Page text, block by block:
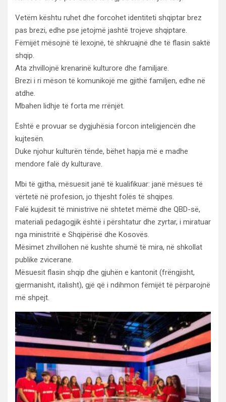
Vetëm kështu ruhet dhe forcohet identiteti shqiptar brez
pas brezi, edhe pse jetojmë jashtë trojeve shqiptare.
Fëmijët mësojnë të lexojnë, të shkruajnë dhe të flasin saktë
shqip.
Ata zhvillojnë krenarinë kulturore dhe familjare.
Brezi i ri mëson të komunikojë me gjithë familjen, edhe në
atdhe.
Mbahen lidhje të forta me rrënjët.
Është e provuar se dygjuhësia forcon inteligjencën dhe
kujtesën.
Duke njohur kulturën tënde, bëhet hapja më e madhe
mendore falë dy kulturave.
Mbi të gjitha, mësuesit janë të kualifikuar: janë mësues të
vërtetë në profesion, jo thjesht folës të shqipes.
Falë kujdesit të ministrive në shtetet mëmë dhe QBD-së,
materiali pedagogjik është i përshtatur dhe zyrtar, i miratuar
nga ministritë e Shqipërisë dhe Kosovës.
Mësimet zhvillohen në kushte shumë të mira, në shkollat
publike zvicerane.
Mësuesit flasin shqip dhe gjuhën e kantonit (frëngjisht,
gjermanisht, italisht), gjë që i ndihmon fëmijët të përparojnë
më shpejt.